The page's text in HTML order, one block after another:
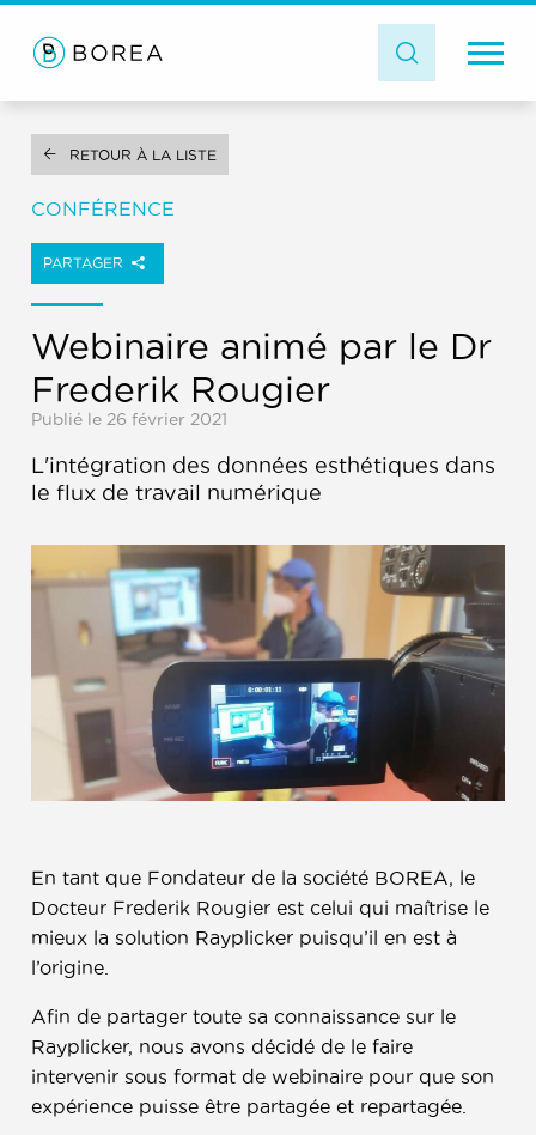
RETOUR À LA LISTE
CONFÉRENCE
PARTAGER
Webinaire animé par le Dr
Frederik Rougier
Publié le 26 février 2021
L'intégration des données esthétiques dans
le flux de travail numérique
En tant que Fondateur de la société BOREA, le
Docteur Frederik Rougier est celui qui maîtrise le
mieux la solution Rayplicker puisqu’il en est à
l’origine.
Afin de partager toute sa connaissance sur le
Rayplicker, nous avons décidé de le faire
intervenir sous format de webinaire pour que son
expérience puisse être partagée et repartagée.